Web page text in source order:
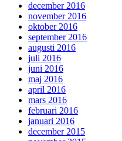
december 2016
november 2016
oktober 2016
september 2016
augusti 2016
juli 2016
juni 2016
maj 2016
april 2016
mars 2016
februari 2016
januari 2016
december 2015